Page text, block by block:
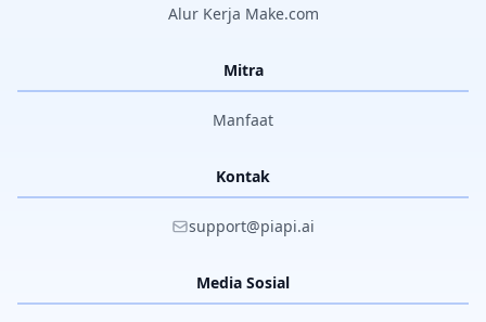
Alur Kerja Make.com
Mitra
Manfaat
Kontak
support@piapi.ai
Media Sosial